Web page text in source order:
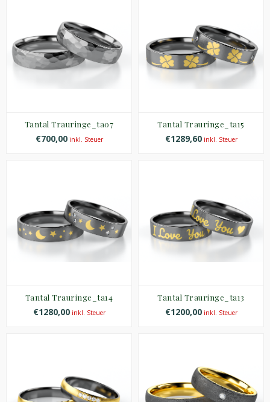
Tantal Trauringe_ta07
€700,00inkl. Steuer
Tantal Trauringe_ta15
€1289,60inkl. Steuer
Tantal Trauringe_ta14
€1280,00inkl. Steuer
Tantal Trauringe_ta13
€1200,00inkl. Steuer